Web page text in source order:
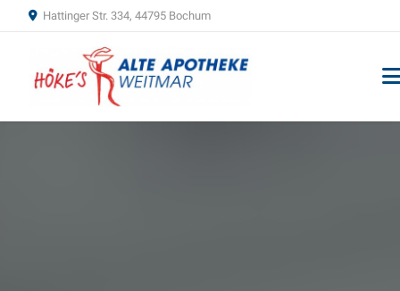
Hattinger Str. 334, 44795 Bochum